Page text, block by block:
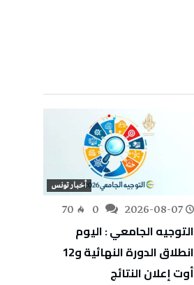
أخبار تونس
2026-08-07
70
التوجيه الجامعي : اليوم
انطلاق الدورة النهائية و12
أوت إعلان النتائج